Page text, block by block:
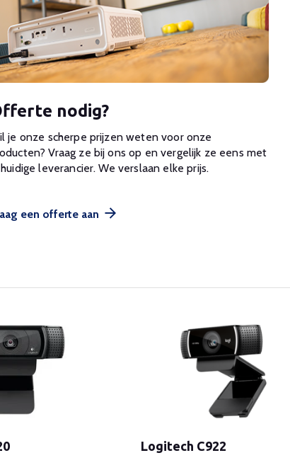
nodig?
je onze scherpe prijzen weten voor onze
Vraag ze bij ons op en vergelijk ze eens met
leverancier. We verslaan elke prijs.
een offerte aan
Logitech C922